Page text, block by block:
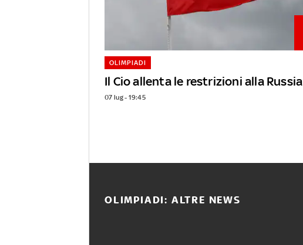
Il Cio allenta le restrizioni alla Russia
OLIMPIADI
07 lug - 19:45
OLIMPIADI: ALTRE NEWS